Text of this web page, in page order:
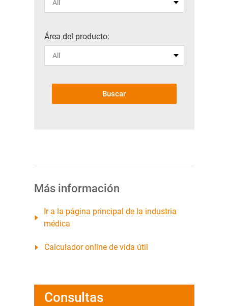
Área del producto:
Buscar
Más información
Ir a la página principal de la industria
médica
Calculador online de vida útil
Consultas